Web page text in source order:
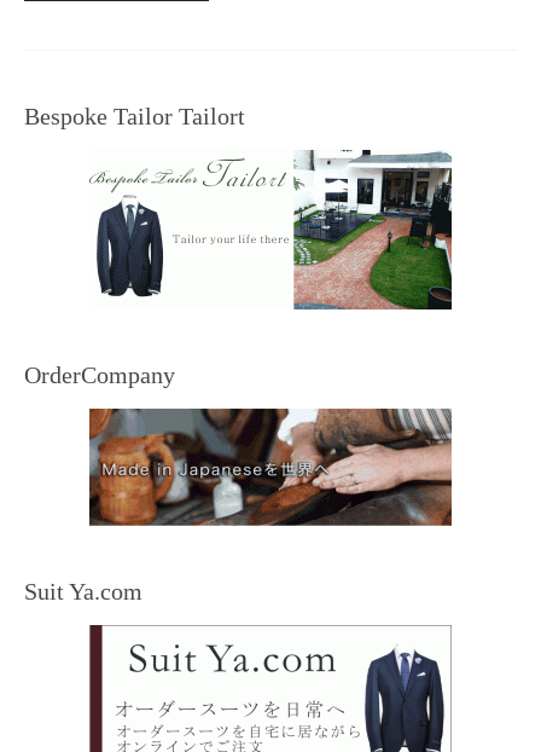
Bespoke Tailor Tailort
OrderCompany
Suit Ya.com